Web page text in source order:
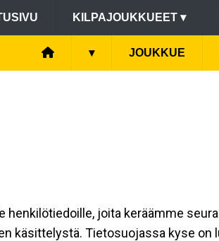
KILPAJOUKKUEET ▾
▾ JOUKKUE
henkilötiedoille, joita keräämme
käsittelystä. Tietosuojassa kyse